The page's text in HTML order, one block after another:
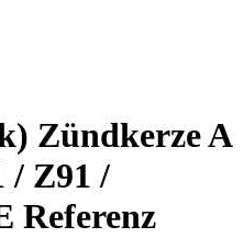
Zündkerze A
/ Z91 /
Referenz